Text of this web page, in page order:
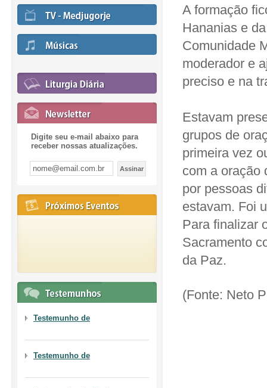
A formação
Hananias e
Comunidade
moderador e
preciso e na
Estavam
grupos de
primeira vez
com a oração
por pessoas
estavam. Foi
Para finalizar
Sacramento
da Paz.
(Fonte: Neto
Digite seu e-mail abaixo para
receber nossas atualizações.
Testemunho de
Testemunho de